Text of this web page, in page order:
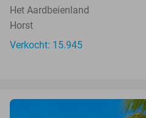
Het Aardbeienland
Horst
Verkocht: 15.945